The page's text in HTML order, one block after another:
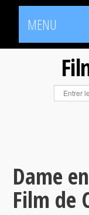
MENU
Dame
Film de